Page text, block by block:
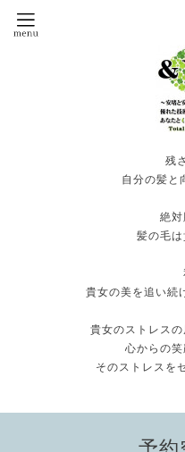
残
自分の髪と
絶
髪の毛は
貴女の美を追い続
貴女のストレス
心からの笑
そのストレスを